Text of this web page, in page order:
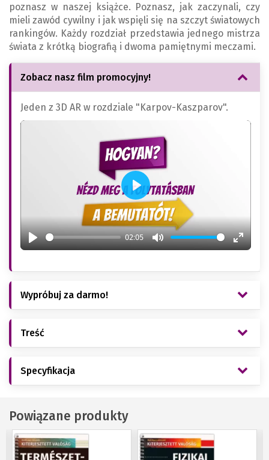
poznasz w naszej książce. Poznasz, jak zaczynali, czy
mieli zawód cywilny i jak wspięli się na szczyt światowych
rankingów. Każdy rozdział przedstawia jednego mistrza
świata z krótką biografią i dwoma pamiętnymi meczami.
Zobacz nasz film promocyjny!
Jeden z 3D AR w rozdziale "Karpov-Kaszparov".
Play
02:05
Mute
Enter
Play
Wypróbuj za darmo!
Treść
Specyfikacja
Powiązane produkty